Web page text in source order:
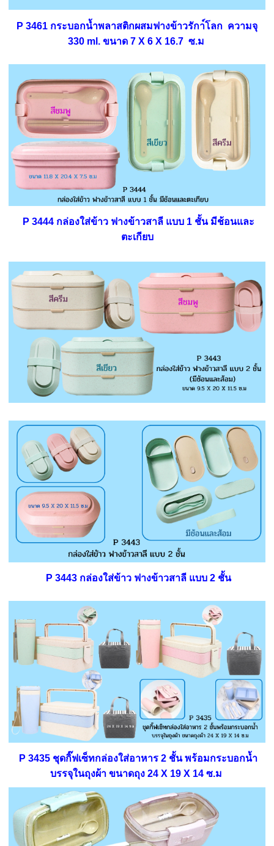
P 3461 กระบอกน้ำพลาสติกผสมฟางข้าวรักา์โลก ความจุ
330 ml. ขนาด 7 X 6 X 16.7 ซ.ม
P 3444 กล่องใส่ข้าว ฟางข้าวสาลี แบบ 1 ชั้น มีช้อนและ
ตะเกียบ
P 3443 กล่องใส่ข้าว ฟางข้าวสาลี แบบ 2 ชั้น
P 3435 ชุดกิ๊ฟเซ็ทกล่องใส่อาหาร 2 ชั้น พร้อมกระบอกน้ำ
บรรจุในถุงผ้า ขนาดถุง 24 X 19 X 14 ซ.ม